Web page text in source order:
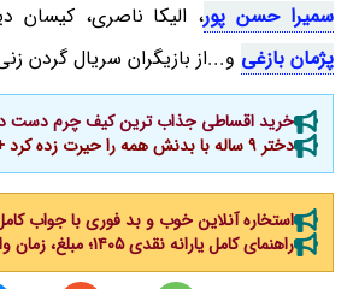
سمیرا حسن پور، الیکا ناصری، کیسان
پژمان بازغی و...از بازیگران سریال گردن
خرید اقساطی جذاب ترین کیف چرم دست
دختر 9 ساله با بدنش همه را حیرت زده کرد + عکس
استخاره آنلاین خوب و بد فوری با جواب
راهنمای کامل یارانه نقدی ۱۴۰۵؛ مبلغ، زمان واریز، دهک‌بندی